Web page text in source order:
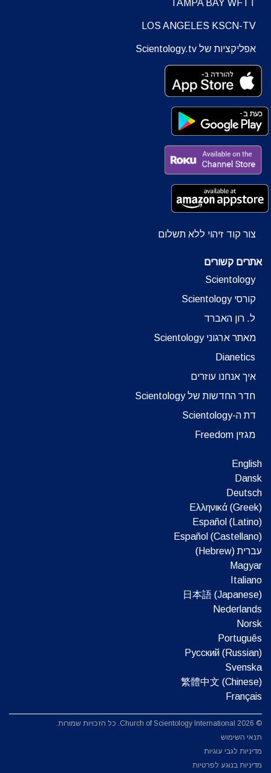
TAMPA BAY WFTT
LOS ANGELES KSCN-TV
אפליקציות של Scientology.tv
צור קוד זיהוי ללא תשלום
אתרים קשורים
Scientology
קורסי Scientology
ל. רון האברד
מאתר ארגוני Scientology
Dianetics
איך אנחנו עוזרים
חדר החדשות של Scientology
דת ה-Scientology
מגזין Freedom
English
Dansk
Deutsch
Ελληνικά (Greek)
Español (Latino)
Español (Castellano)
עברית (Hebrew)‏
Magyar
Italiano
日本語 (Japanese)
Nederlands
Norsk
Português
Русский (Russian)
Svenska
繁體中文 (Chinese)
Français
© 2026 Church of Scientology International. כל הזכויות שמורות.
תנאי השימוש
מדיניות לגבי עוגיות
מדיניות בנוגע לפרטיות